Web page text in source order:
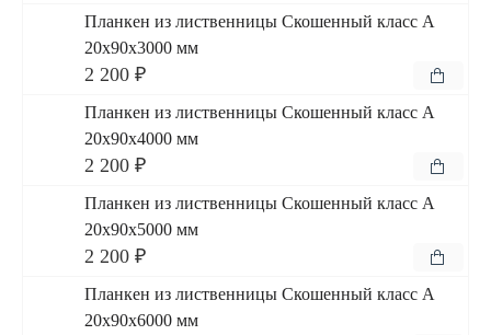
Планкен из лиственницы Скошенный класс А
20x90x3000 мм
2 200 ₽
Планкен из лиственницы Скошенный класс А
20x90x4000 мм
2 200 ₽
Планкен из лиственницы Скошенный класс А
20x90x5000 мм
2 200 ₽
Планкен из лиственницы Скошенный класс А
20x90x6000 мм